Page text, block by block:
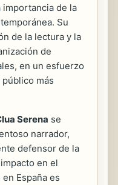
de la
Su
de la lectura y la
de
en un esfuerzo
más
Serena se
narrador,
defensor de la
en el
España es